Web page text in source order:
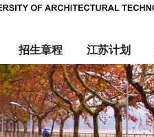
招生章程 江苏计划